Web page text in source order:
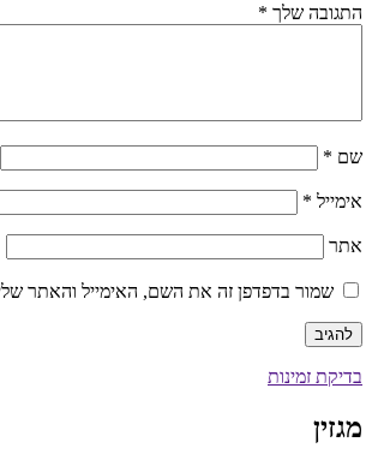
התגובה שלך *
שם *
אימייל *
אתר
שמור בדפדפן זה את השם, האימייל והאתר
בדיקת זמינות
מגזין